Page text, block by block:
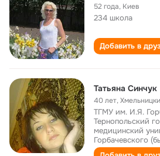
52 года, Киев
234 школа
Добавить в
Татьяна Синчук
40 лет,
ТГМУ им. И.Я.
Тернопольский
медицинский
Горбачевского